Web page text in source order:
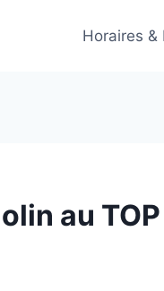
Horaires &
au